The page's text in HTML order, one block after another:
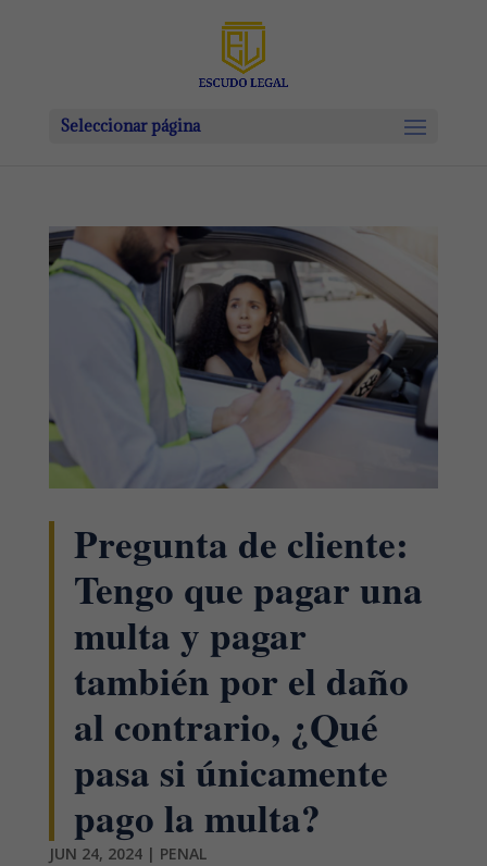
Seleccionar página
Pregunta de cliente:
Tengo que pagar una
multa y pagar
también por el daño
al contrario, ¿Qué
pasa si únicamente
pago la multa?
JUN 24, 2024| PENAL